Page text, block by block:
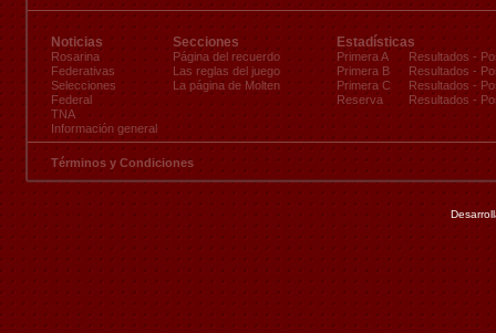
Noticias
Rosarina
Federativas
Selecciones
Federal
TNA
Información general
Secciones
Página del recuerdo
Las reglas del juego
La página de Molten
Estadísticas
Primera A
Primera B
Primera C
Reserva
Resultados -
Resultados -
Resultados -
Resultados -
Términos y Condiciones